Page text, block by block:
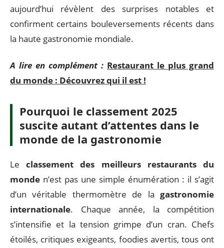
aujourd’hui révèlent des surprises notables et
confirment certains bouleversements récents dans
la haute gastronomie mondiale.
A lire en complément : Restaurant le plus grand
du monde : Découvrez qui il est !
Pourquoi le classement 2025
suscite autant d’attentes dans le
monde de la gastronomie
Leclassement des meilleurs restaurants du
monde n’est pas une simple énumération : il s’agit
d’un véritable thermomètre de la gastronomie
internationale. Chaque année, la compétition
s’intensifie et la tension grimpe d’un cran. Chefs
étoilés, critiques exigeants, foodies avertis, tous ont